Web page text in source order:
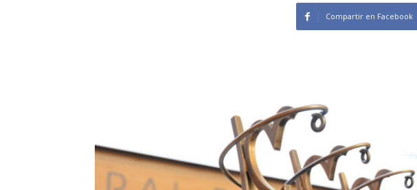
Compartir en Facebook